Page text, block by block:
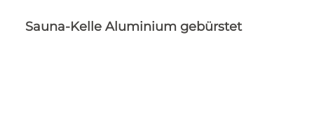
Sauna-Kelle Aluminium gebürstet